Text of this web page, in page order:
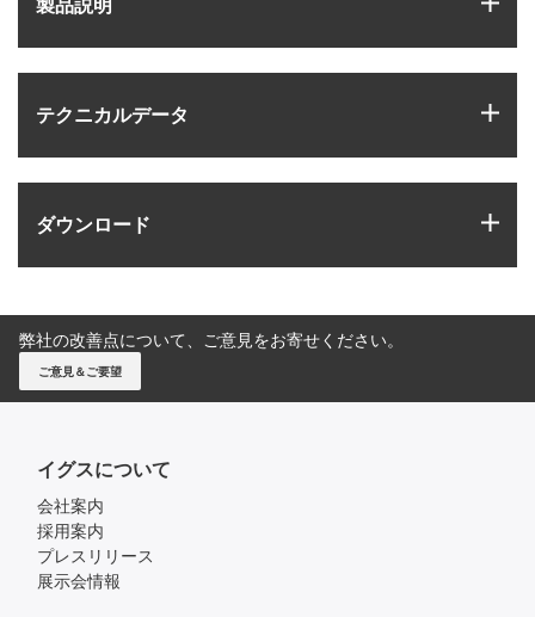
テクニカルデータ
ダウンロード
弊社の改善点について、ご意見をお寄せください。
ご意見＆ご要望
イグスについて
会社案内
採用案内
プレスリリース
展示会情報